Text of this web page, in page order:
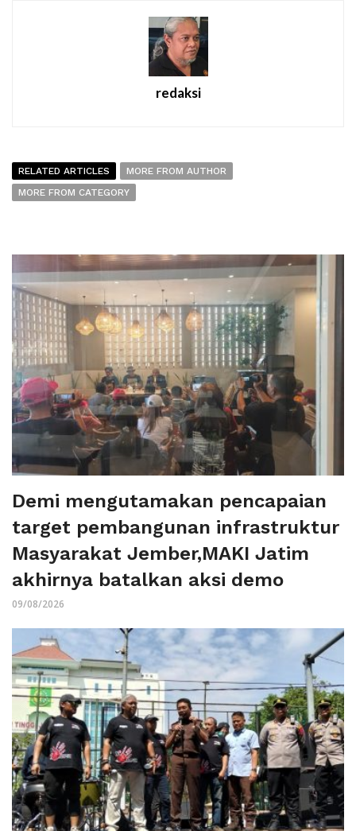
redaksi
RELATED ARTICLES
MORE FROM AUTHOR
MORE FROM CATEGORY
Demi mengutamakan pencapaian
target pembangunan infrastruktur
Masyarakat Jember,MAKI Jatim
akhirnya batalkan aksi demo
09/08/2026